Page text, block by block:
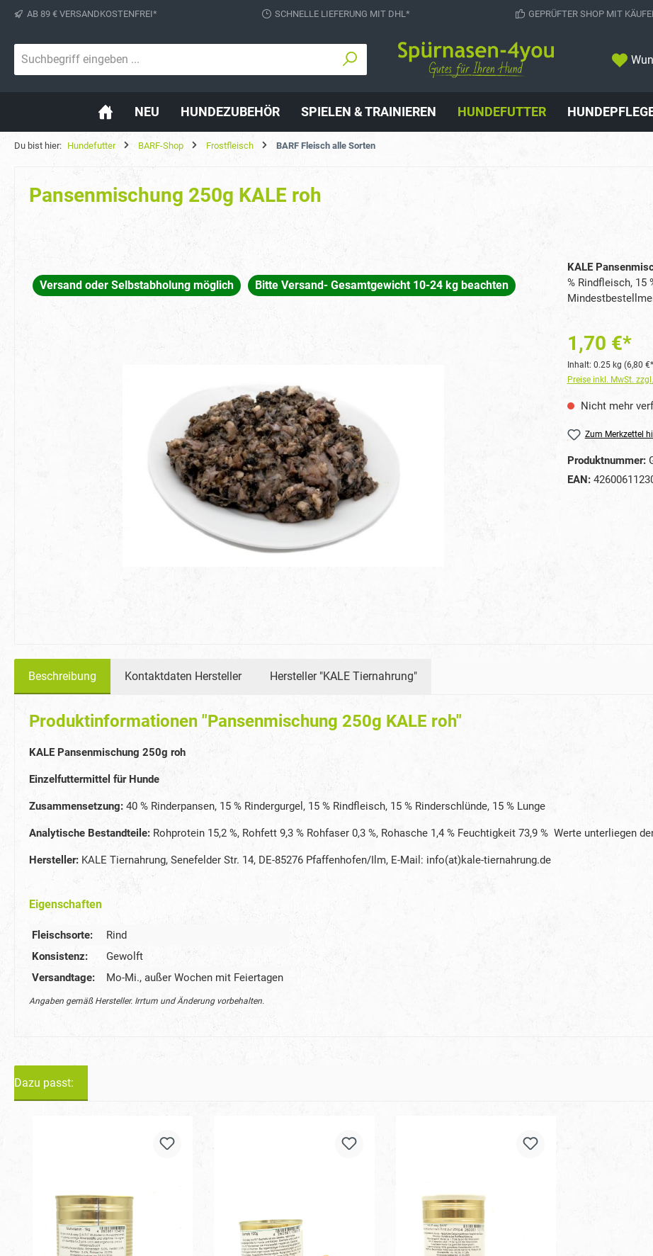
Zur Hauptnavigation springen
AB 89 € VERSANDKOSTENFREI* SCHNELLE LIEFERUNG MIT DHL* GEPRÜFTER SHOP MIT
NEU HUNDEZUBEHÖR SPIELEN & TRAINIEREN HUNDEFUTTER
Du bist hier: Hundefutter BARF-Shop Frostfleisch BARF Fleisch alle Sorten
Pansenmischung 250g KALE roh
Versand oder Selbstabholung möglich Bitte Versand- Gesamtgewicht 10-24 kg beachten
KALE
% Rindfleisch, 15
1,70 €*
Inhalt: 0.25 kg (6,80
Preise inkl. MwSt.
Nicht mehr
Zum Merkzettel
Produktnummer:
EAN:
Beschreibung Kontaktdaten Hersteller Hersteller "KALE Tiernahrung"
Produktinformationen "Pansenmischung 250g KALE roh"
KALE Pansenmischung 250g roh
Einzelfuttermittel für Hunde
Zusammensetzung: 40 % Rinderpansen, 15 % Rindergurgel, 15 % Rindfleisch, 15 % Rinderschlünde, 15 % Lunge
Analytische Bestandteile: Rohprotein 15,2 %, Rohfett 9,3 % Rohfaser 0,3 %, Rohasche 1,4 % Feuchtigkeit 73,9 % Werte unterliegen
Hersteller: KALE Tiernahrung, Senefelder Str. 14, DE-85276 Pfaffenhofen/Ilm, E-Mail: info(at)kale-tiernahrung.de
Eigenschaften
Fleischsorte:
Rind
Konsistenz:
Gewolft
Versandtage:
Mo-Mi., außer Wochen mit Feiertagen
Angaben gemäß Hersteller. Irrtum und Änderung vorbehalten.
Dazu passt: